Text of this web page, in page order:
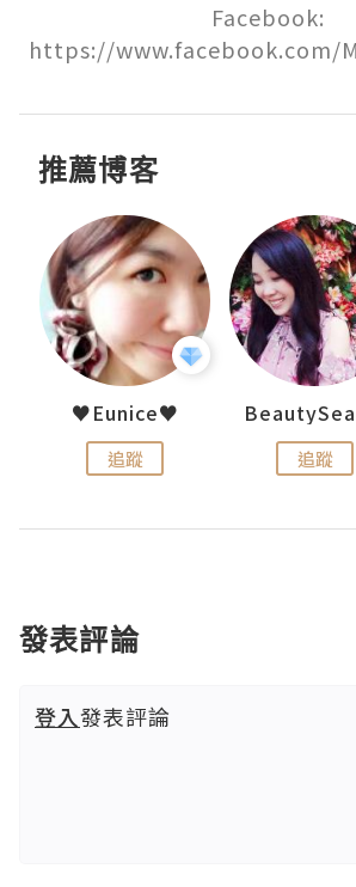
Facebook:
https://www.facebook.com/
推薦博客
♥Eunice♥
追蹤 追蹤
發表評論
登入發表評論